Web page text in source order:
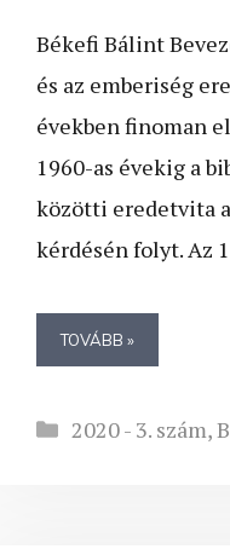
Békefi Bálint
és az emberiség
években finoman
1960-as évekig a
közötti eredetvita
kérdésén folyt. Az
TOVÁBB »
Kategória
2020 - 3. szám,